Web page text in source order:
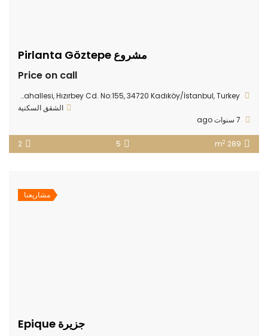
مشروع Pirlanta Göztepe
Price on call
Fikirtepe Mahallesi, Hızırbey Cd. No:155, 34720 Kadıköy/İstanbul, Turkey
الشقق السكنية
289 m
2
5
2
مشاريعنا
جزيرة Epique